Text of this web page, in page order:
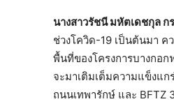
นางสาวรัชนี มหัตเดชกุล ก
ช่วงโควิด-19 เป็นต้นมา ค
พื้นที่ของโครงการบางกอก
จะมาเติมเต็มความแข็งแก
ถนนเทพารักษ์ และ BFTZ